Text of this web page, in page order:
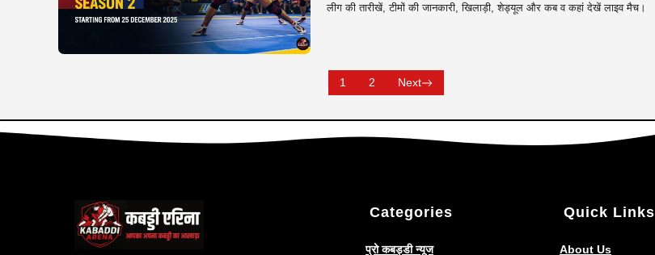
लीग की तारीखें, टीमों की जानकारी, खिलाड़ी, शेड्यूल और कब व कहां देखें लाइव मैच।
1 2 Next
Categories
प्रो कबड्डी न्यूज
Quick Links
About Us